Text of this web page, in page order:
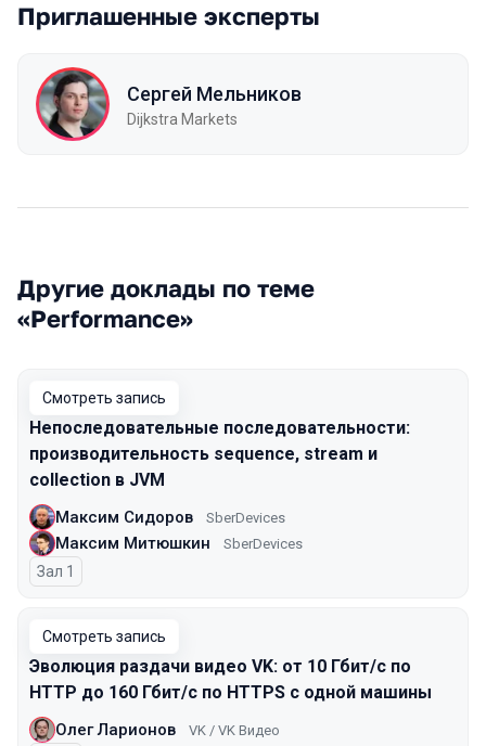
Приглашенные эксперты
Сергей Мельников
Dijkstra Markets
Другие доклады по теме
«Performance»
Смотреть запись
Непоследовательные последовательности:
производительность sequence, stream и
collection в JVM
Максим Сидоров SberDevices
Максим Митюшкин SberDevices
Зал 1
Смотреть запись
Эволюция раздачи видео VK: от 10 Гбит/с по
HTTP до 160 Гбит/с по HTTPS с одной машины
Олег Ларионов VK / VK Видео